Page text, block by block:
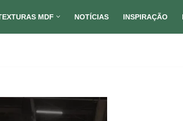
MDF NOTÍCIAS INSPIRAÇÃO